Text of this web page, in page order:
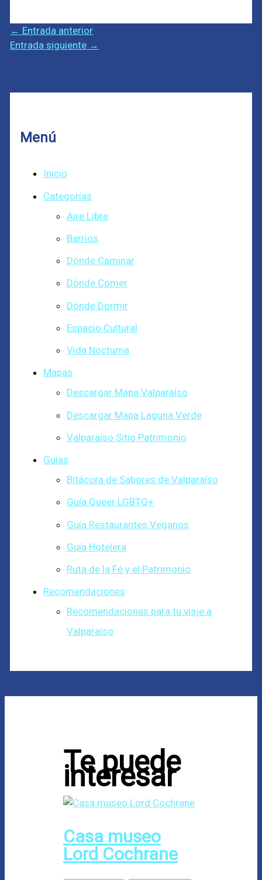
← Entrada anterior
Entrada siguiente →
Menú
Inicio
Categorías
Aire Libre
Barrios
Dónde Caminar
Dónde Comer
Dónde Dormir
Espacio Cultural
Vida Nocturna
Mapas
Descargar Mapa Valparaíso
Descargar Mapa Laguna Verde
Valparaíso Sitio Patrimonio
Guias
Bitácora de Sabores de Valparaíso
Guía Queer LGBTQ+
Guía Restaurantes Veganos
Guía Hotelera
Ruta de la Fé y el Patrimonio
Recomendaciones
Recomendaciones para tu viaje a
Valparaíso
Te puede
interesar
Casa museo
Lord Cochrane